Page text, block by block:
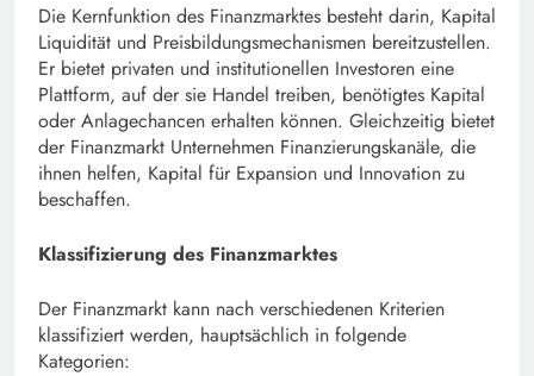
Die Kernfunktion des Finanzmarktes besteht darin, Kapital
Liquidität und Preisbildungsmechanismen bereitzustellen.
Er bietet privaten und institutionellen Investoren eine
Plattform, auf der sie Handel treiben, benötigtes Kapital
oder Anlagechancen erhalten können. Gleichzeitig bietet
der Finanzmarkt Unternehmen Finanzierungskanäle, die
ihnen helfen, Kapital für Expansion und Innovation zu
beschaffen.
Klassifizierung des Finanzmarktes
Der Finanzmarkt kann nach verschiedenen Kriterien
klassifiziert werden, hauptsächlich in folgende
Kategorien: